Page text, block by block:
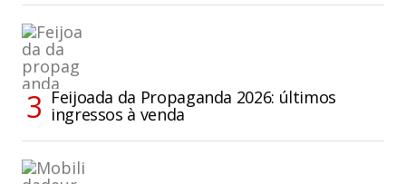
Feijoada da Propaganda 2026: últimos
ingressos à venda